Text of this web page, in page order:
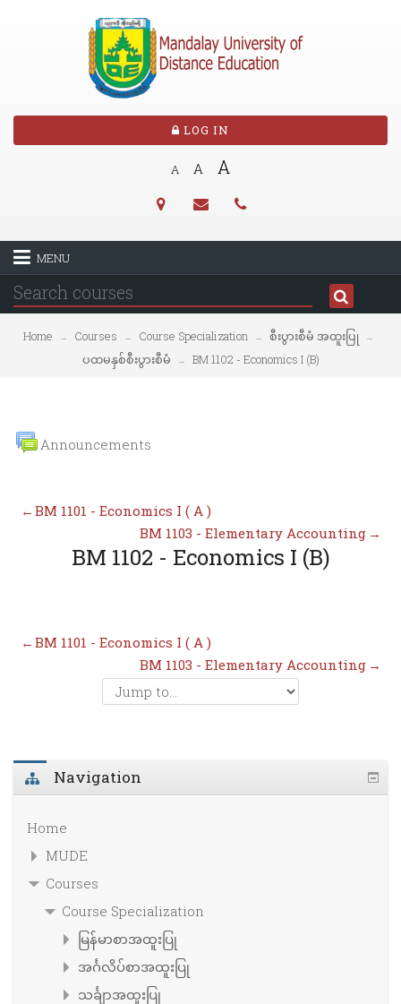
LOG IN
A A A
MENU
Home → Courses → Course Specialization → စီးပွားစီမံ အထူးပြု →
ပထမနှစ်စီးပွားစီမံ → BM 1102 - Economics I (B)
Announcements
← BM 1101 - Economics I ( A )
BM 1103 - Elementary Accounting →
BM 1102 - Economics I (B)
← BM 1101 - Economics I ( A )
BM 1103 - Elementary Accounting →
Navigation
Home
MUDE
Courses
Course Specialization
မြန်မာစာအထူးပြု
အင်္ဂလိပ်စာအထူးပြု
သင်္ချာအထူးပြု